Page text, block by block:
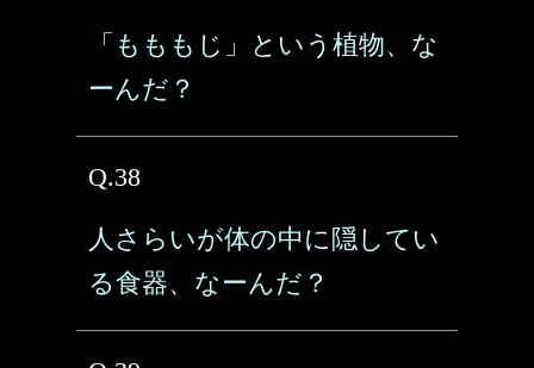
「もももじ」という植物、な
ーんだ？
Q.38
人さらいが体の中に隠してい
る食器、なーんだ？